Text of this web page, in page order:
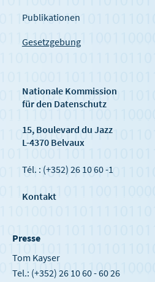
Publikationen
Gesetzgebung
Nationale Kommission
für den Datenschutz
15, Boulevard du Jazz
L-4370 Belvaux
Tél. : (+352) 26 10 60 -1
Kontakt
Presse
Tom Kayser
Tel.: (+352) 26 10 60 - 60 26